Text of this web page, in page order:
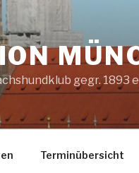
gegr. 1893
Terminübersicht